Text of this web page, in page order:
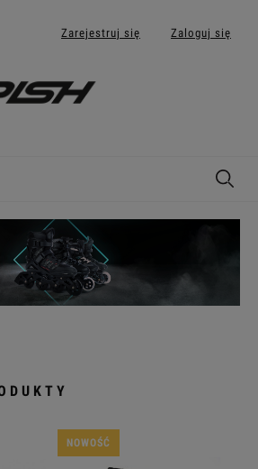
Zarejestruj się Zaloguj się
NOWOŚĆ